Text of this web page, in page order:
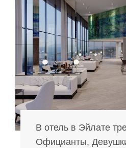
В отель в Эйлате
Официанты,